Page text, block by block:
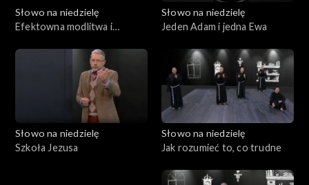
Słowo na niedzielę
Efektowna modlitwa i
Słowo na niedzielę
Jeden Adam i jedna Ewa
Słowo na niedzielę
Szkoła Jezusa
Słowo na niedzielę
Jak rozumieć to, co trudne